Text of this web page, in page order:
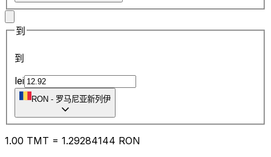
到
到
lei
RON - 罗马尼亚新列伊
1.00 TMT = 1.29284144 RON